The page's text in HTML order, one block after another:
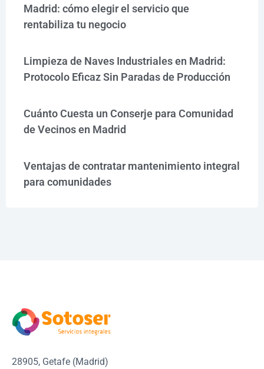
Madrid: cómo elegir el servicio que
rentabiliza tu negocio
Limpieza de Naves Industriales en Madrid:
Protocolo Eficaz Sin Paradas de Producción
Cuánto Cuesta un Conserje para Comunidad
de Vecinos en Madrid
Ventajas de contratar mantenimiento integral
para comunidades
28905, Getafe (Madrid)